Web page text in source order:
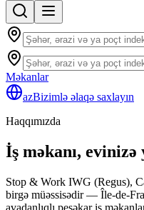
Məkanlar
azBizimlə əlaqə saxlayın
Haqqımızda
İş məkanı, evinizə
Stop & Work IWG (Regus),
birgə müəssisədir — Île-de-
avadanlıqlı peşəkar iş